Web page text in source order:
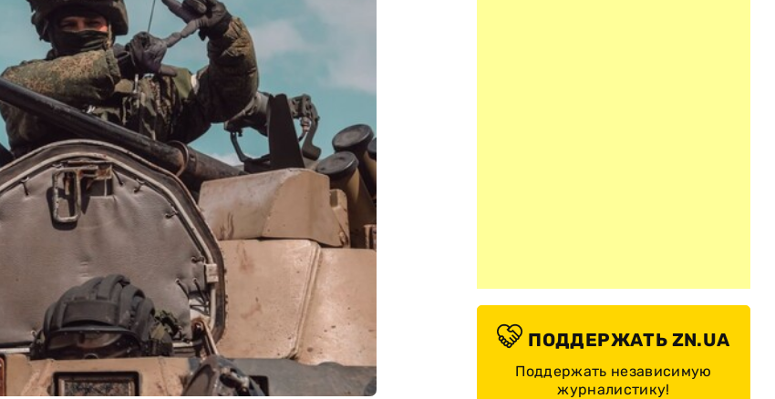
ПОДДЕРЖАТЬ ZN.UA
Поддержать независимую
журналистику!